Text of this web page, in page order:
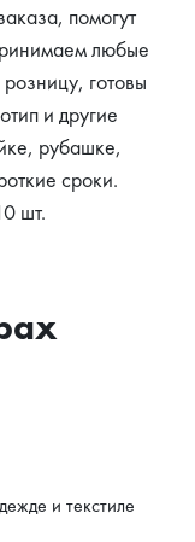
помогут
любые
готовы
и другие
рубашке,
сроки.
шт.
и текстиле